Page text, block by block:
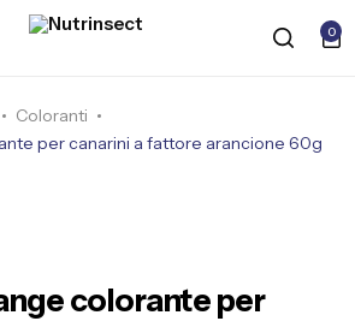
0
Coloranti
per canarini a fattore arancione 60g
colorante per